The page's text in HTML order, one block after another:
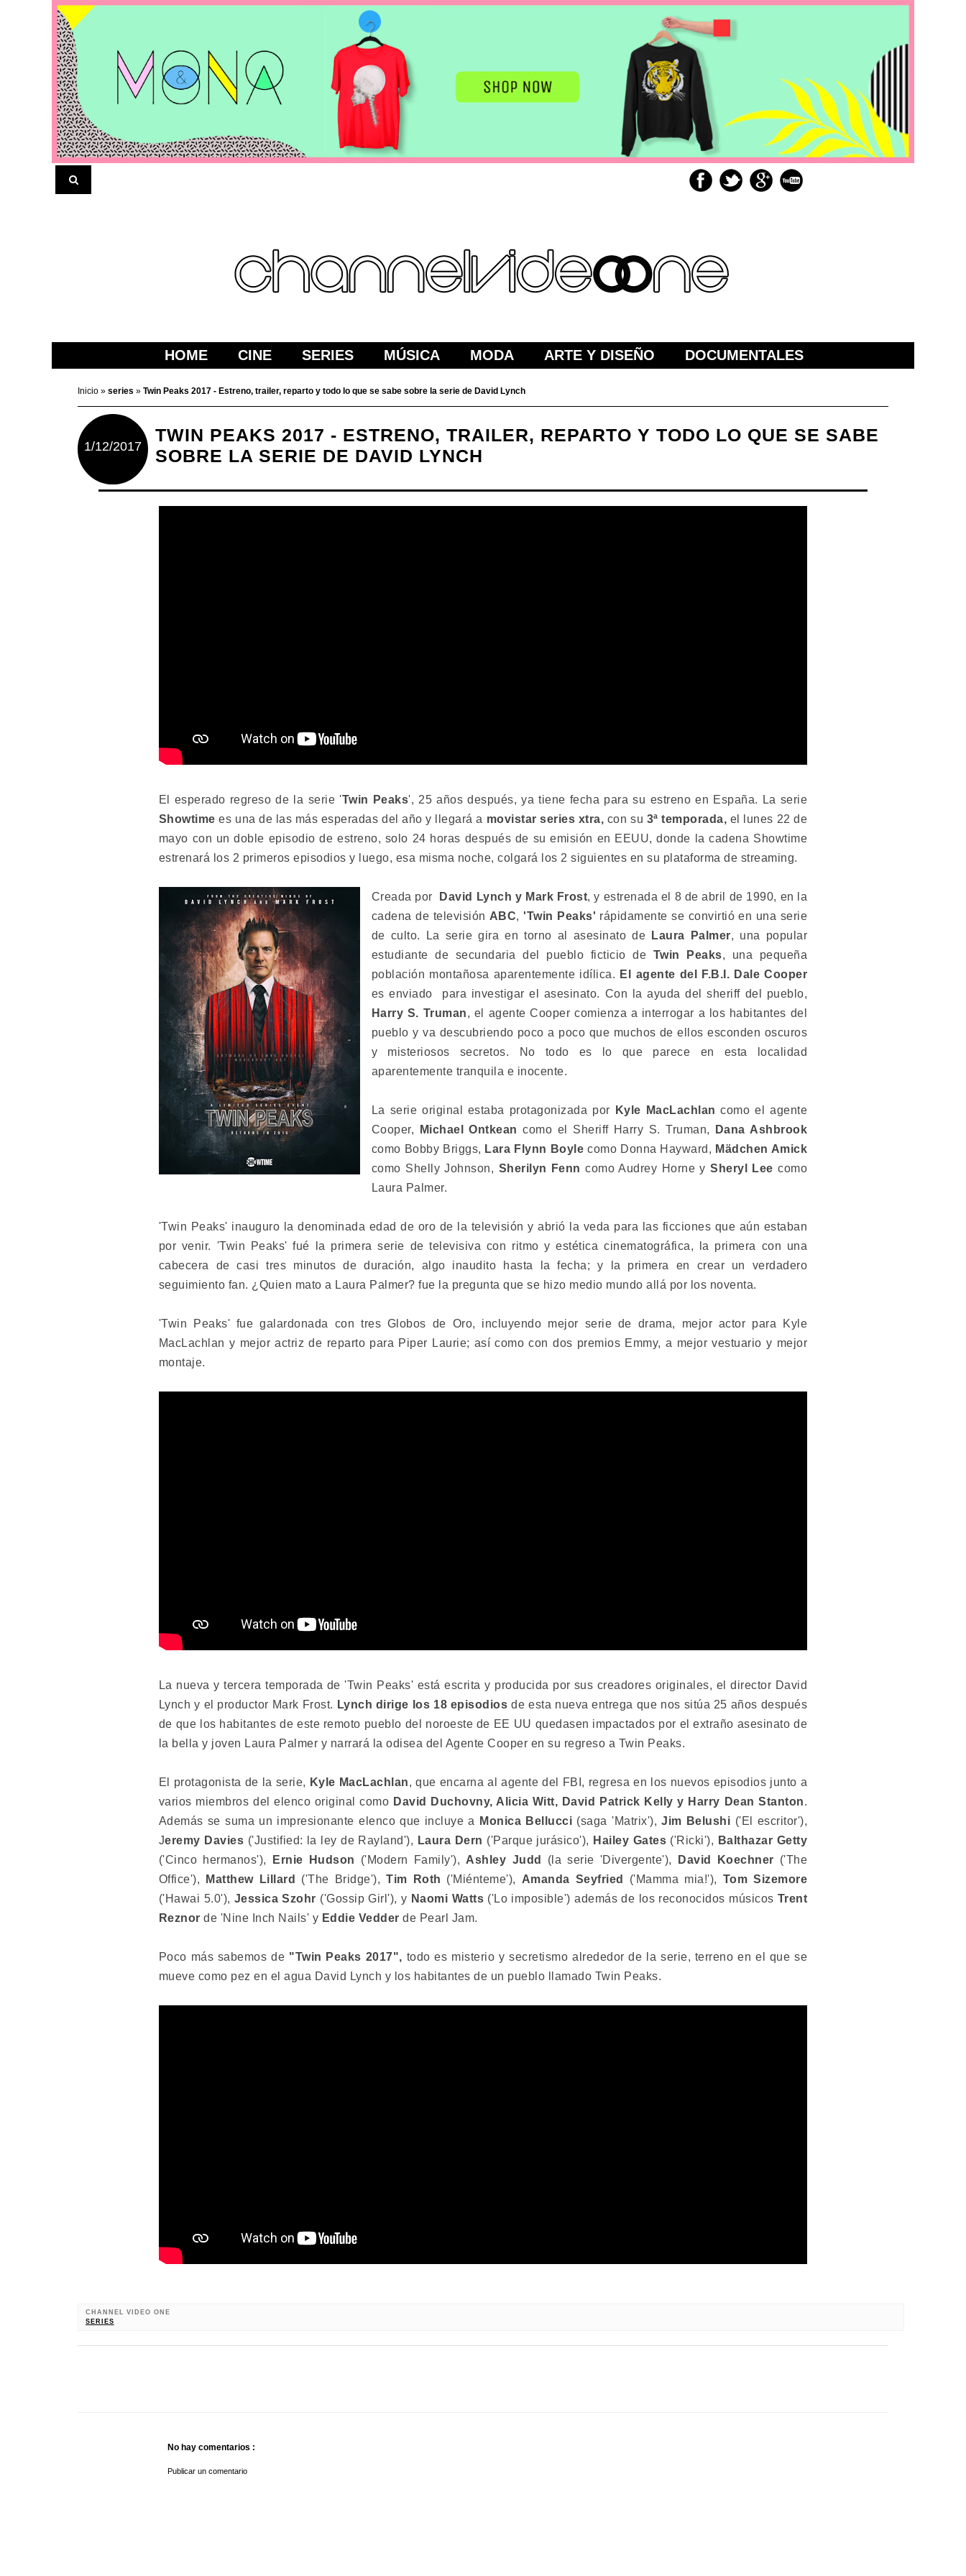
HOME CINE SERIES MÚSICA MODA ARTE Y DISEÑO DOCUMENTALES
Inicio » series » Twin Peaks 2017 - Estreno, trailer, reparto y todo lo que se sabe sobre la serie de David Lynch
1/12/2017
TWIN PEAKS 2017 - ESTRENO, TRAILER, REPARTO Y TODO LO QUE SE SABE
SOBRE LA SERIE DE DAVID LYNCH
El esperado regreso de la serie 'Twin Peaks', 25 años después, ya tiene fecha para su estreno en España. La serie
Showtime es una de las más esperadas del año y llegará a movistar series xtra, con su 3ª temporada, el lunes 22 de
mayo con un doble episodio de estreno, solo 24 horas después de su emisión en EEUU, donde la cadena Showtime
estrenará los 2 primeros episodios y luego, esa misma noche, colgará los 2 siguientes en su plataforma de streaming.
Creada por David Lynch y Mark Frost, y estrenada el 8 de abril de 1990, en la
cadena de televisión ABC, 'Twin Peaks' rápidamente se convirtió en una serie
de culto. La serie gira en torno al asesinato de
Laura Palmer, una popular
estudiante de secundaria del pueblo ficticio de Twin Peaks, una pequeña
población montañosa aparentemente idílica. El agente del F.B.I. Dale Cooper
es enviado para investigar el asesinato. Con la ayuda del sheriff del pueblo,
Harry S. Truman, el agente Cooper comienza a interrogar a los habitantes del
pueblo y va descubriendo poco a poco que muchos de ellos esconden oscuros
y misteriosos secretos. No todo es lo que parece en esta localidad
aparentemente tranquila e inocente.
La serie original estaba protagonizada por Kyle MacLachlan como el agente
Cooper,
Michael Ontkean como el Sheriff Harry S. Truman,
Dana Ashbrook
como Bobby Briggs, Lara Flynn Boyle como Donna Hayward, Mädchen Amick
como Shelly Johnson, Sherilyn Fenncomo Audrey Horne y Sheryl Lee como
Laura Palmer.
'Twin Peaks' inauguro la denominada edad de oro de la televisión y abrió la veda para las ficciones que aún estaban
por venir. 'Twin Peaks' fué la primera serie de televisiva con ritmo y estética cinematográfica, la primera con una
cabecera de casi tres minutos de duración, algo inaudito hasta la fecha; y la primera en crear un verdadero
seguimiento fan. ¿Quien mato a Laura Palmer? fue la pregunta que se hizo medio mundo allá por los noventa.
'Twin Peaks' fue galardonada con tres Globos de Oro, incluyendo mejor serie de drama, mejor actor para Kyle
MacLachlan y mejor actriz de reparto para Piper Laurie; así como con dos premios Emmy, a mejor vestuario y mejor
montaje.
La nueva y tercera temporada de 'Twin Peaks' está escrita y producida por sus creadores originales, el director David
Lynch y el productor Mark Frost. Lynch dirige los 18 episodios de esta nueva entrega que nos sitúa 25 años después
de que los habitantes de este remoto pueblo del noroeste de EE UU quedasen impactados por el extraño asesinato de
la bella y joven Laura Palmer y narrará la odisea del Agente Cooper en su regreso a Twin Peaks.
El protagonista de la serie, Kyle MacLachlan, que encarna al agente del FBI, regresa en los nuevos episodios junto a
varios miembros del elenco original como David Duchovny, Alicia Witt, David Patrick Kelly y Harry Dean Stanton.
Además se suma un impresionante elenco que incluye a
Monica Bellucci (saga 'Matrix'),Jim Belushi ('El escritor'),
Jeremy Davies ('Justified: la ley de Rayland'), Laura Dern ('Parque jurásico'), Hailey Gates ('Ricki'), Balthazar Getty
('Cinco hermanos'),
Ernie Hudson ('Modern Family'), Ashley Judd (la serie 'Divergente'), David Koechner ('The
Office'),
Matthew Lillard ('The Bridge'),Tim Roth ('Miénteme'), Amanda Seyfried ('Mamma mia!'), Tom Sizemore
('Hawai 5.0'), Jessica Szohr ('Gossip Girl'), y Naomi Watts ('Lo imposible') además de los reconocidos músicos Trent
Reznorde 'Nine Inch Nails' y Eddie Vedderde Pearl Jam.
Poco más sabemos de "Twin Peaks 2017", todo es misterio y secretismo alrededor de la serie, terreno en el que se
mueve como pez en el agua David Lynch y los habitantes de un pueblo llamado Twin Peaks.
CHANNEL VIDEO ONE
SERIES
No hay comentarios :
Publicar un comentario